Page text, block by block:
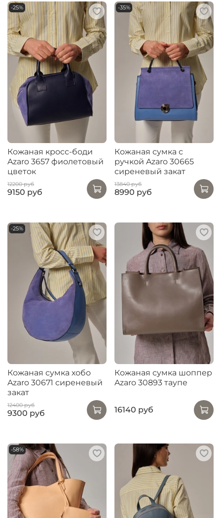
-25%
Кожаная кросс-боди
Azaro 3657 фиолетовый
цветок
12200 руб
9150 руб
-35%
Кожаная сумка с
ручкой Azaro 30665
сиреневый закат
13840 руб
8990 руб
-25%
Кожаная сумка хобо
Azaro 30671 сиреневый
закат
12400 руб
9300 руб
Кожаная сумка шоппер
Azaro 30893 таупе
16140 руб
-58%